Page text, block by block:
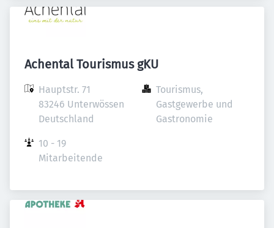
Achental Tourismus gKU
Hauptstr. 71
83246 Unterwössen
Deutschland
Tourismus,
Gastgewerbe und
Gastronomie
10 - 19
Mitarbeitende